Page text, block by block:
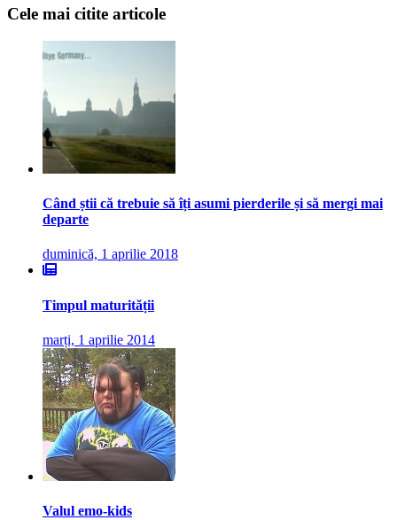
Cele mai citite articole
Când știi că trebuie să îți asumi pierderile și să mergi mai
departe
duminică, 1 aprilie 2018
Timpul maturității
marți, 1 aprilie 2014
Valul emo-kids